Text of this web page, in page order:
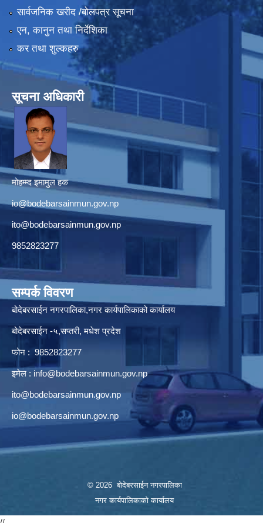
सार्वजनिक खरीद /बोलपत्र सूचना
एन, कानुन तथा निर्देशिका
कर तथा शुल्कहरु
सूचना अधिकारी
मोहम्म्द इमामुल हक
io@bodebarsainmun.gov.np
ito@bodebarsainmun.gov.np
9852823277
सम्पर्क विवरण
बोदेबरसाईन नगरपालिका,नगर कार्यपालिकाको कार्यालय
बोदेबरसाईन -५,सप्तरी, मधेश प्रदेश
फोन : 9852823277
इमेल : info@bodebarsainmun.gov.np
ito@bodebarsainmun.gov.np
io@bodebarsainmun.gov.np
© 2026 बोदेबरसाईन नगरपालिका
नगर कार्यपालिकाको कार्यालय